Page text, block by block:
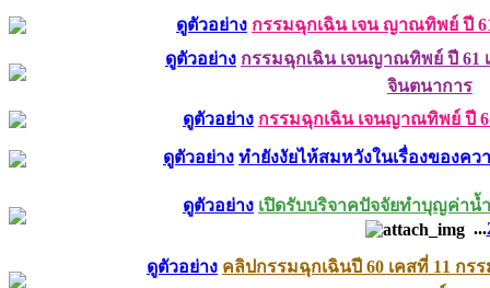
ดูตัวอย่าง กรรมฉุกเฉิน เจน ญาณทิพย์ ปี
ดูตัวอย่าง กรรมฉุกเฉิน เจนญาณทิพย์ ปี 61
จินตนาการ
ดูตัวอย่าง กรรมฉุกเฉิน เจนญาณทิพย์ ปี
ดูตัวอย่าง ทำยังงัยไห้สมหวังในเรื่องของคว
ดูตัวอย่าง เปิดรับบริจาคปัจจัยทำบุญค่าน้
...
ดูตัวอย่าง คลิปกรรมฉุกเฉินปี 60 เคสที่ 11 ก